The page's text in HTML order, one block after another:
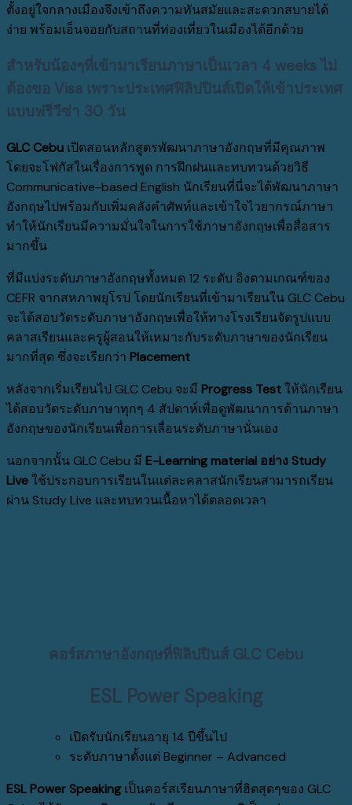
ตั้งอยู่ใจกลางเมืองจึงเข้าถึงความทันสมัยและสะดวกสบายได้
ง่าย พร้อมเอ็นจอยกับสถานที่ท่องเที่ยวในเมืองได้อีกด้วย
สำหรับน้องๆที่เข้ามาเรียนภาษาเป็นเวลา 4 weeksไม่
ต้องขอ Visa เพราะประเทศฟิลิปปินส์เปิดให้เข้าประเทศ
แบบฟรีวีซ่า 30 วัน
GLC Cebu เปิดสอนหลักสูตรพัฒนาภาษาอังกฤษที่มีคุณภาพ
โดยจะโฟกัสในเรื่องการพูด การฝึกฝนและทบทวนด้วยวิธี
Communicative-based English นักเรียนที่นี่จะได้พัฒนาภาษา
อังกฤษไปพร้อมกับเพิ่มคลังคำศัพท์และเข้าใจไวยากรณ์ภาษา
ทำให้นักเรียนมีความมั่นใจในการใช้ภาษาอังกฤษเพื่อสื่อสาร
มากขึ้น
ที่มีแบ่งระดับภาษาอังกฤษทั้งหมด 12 ระดับ อิงตามเกณฑ์ของ
CEFR จากสหภาพยุโรป โดยนักเรียนที่เข้ามาเรียนใน GLC Cebu
จะได้สอบวัดระดับภาษาอังกฤษเพื่อให้ทางโรงเรียนจัดรูปแบบ
คลาสเรียนและครูผู้สอนให้เหมาะกับระดับภาษาของนักเรียน
มากที่สุด ซึ่งจะเรียกว่า Placement
หลังจากเริ่มเรียนไป GLC Cebu จะมี Progress Testให้นักเรียน
ได้สอบวัดระดับภาษาทุกๆ 4 สัปดาห์เพื่อดูพัฒนาการด้านภาษา
อังกฤษของนักเรียนเพื่อการเลื่อนระดับภาษานั่นเอง
นอกจากนั้น GLC Cebu มี E-Learning material อย่าง Study
Liveใช้ประกอบการเรียนในแต่ละคลาสนักเรียนสามารถเรียน
ผ่าน Study Live และทบทวนเนื้อหาได้ตลอดเวลา
คอร์สภาษาอังกฤษที่ฟิลิปปินส์ GLC Cebu
ESL Power Speaking
เปิดรับนักเรียนอายุ 14 ปีขึ้นไป
ระดับภาษาตั้งแต่ Beginner – Advanced
ESL Power Speakingเป็นคอร์สเรียนภาษาที่ฮิตสุดๆของ GLC